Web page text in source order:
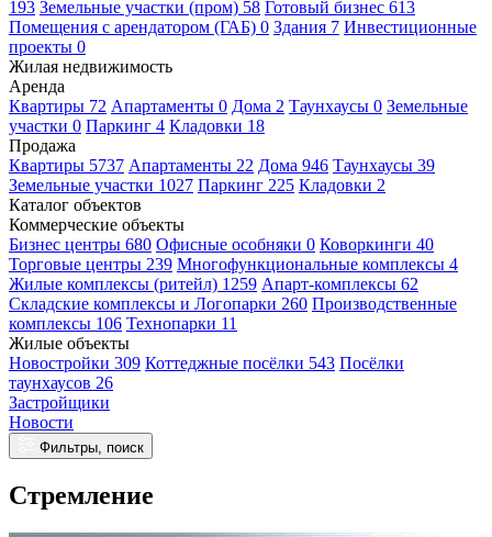
193 Земельные участки (пром) 58 Готовый бизнес 613
Помещения с арендатором (ГАБ) 0 Здания 7 Инвестиционные
проекты 0
Жилая недвижимость
Аренда
Квартиры 72 Апартаменты 0 Дома 2 Таунхаусы 0 Земельные
участки 0 Паркинг 4 Кладовки 18
Продажа
Квартиры 5737 Апартаменты 22 Дома 946 Таунхаусы 39
Земельные участки 1027 Паркинг 225 Кладовки 2
Каталог объектов
Коммерческие объекты
Бизнес центры 680 Офисные особняки 0 Коворкинги 40
Торговые центры 239 Многофункциональные комплексы 4
Жилые комплексы (ритейл) 1259 Апарт-комплексы 62
Складские комплексы и Логопарки 260 Производственные
комплексы 106 Технопарки 11
Жилые объекты
Новостройки 309 Коттеджные посёлки 543 Посёлки
таунхаусов 26
Застройщики
Новости
Фильтры, поиск
Стремление